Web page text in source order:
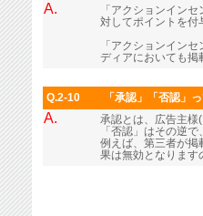
A.
「アクションイン
対してポイントを付
「アクションイン
ディアにおいても掲
Q.2-10 「承認」「否認」
A.
承認とは、広告主様
「否認」はその逆
例えば、第三者が掲
果は無効となります